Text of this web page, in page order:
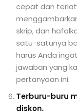
cepat dan
skrip, dan
satu-satunya
harus Anda
jawaban yang
pertanyaan ini.
Terburu-buru
diskon.